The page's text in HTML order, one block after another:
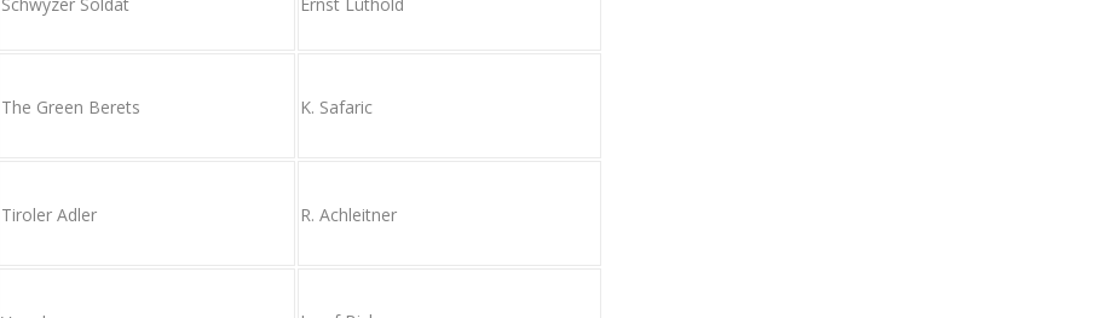
The Green Berets K. Safaric
Tiroler Adler R. Achleitner